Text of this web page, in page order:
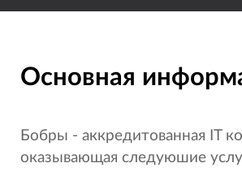
Основная
Бобры - аккредитованная IT
оказывающая следуюшие